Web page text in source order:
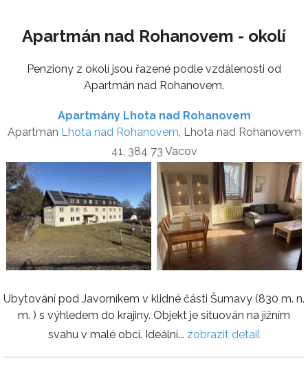
Apartmán nad Rohanovem - okolí
Penziony z okolí jsou řazené podle vzdálenosti od
Apartmán nad Rohanovem.
Apartmány Lhota nad Rohanovem
Apartmán Lhota nad Rohanovem , Lhota nad Rohanovem
41, 384 73 Vacov
Ubytování pod Javorníkem v klidné části Šumavy (830 m. n.
m. ) s výhledem do krajiny. Objekt je situován na jižním
svahu v malé obci. Ideální... zobrazit detail